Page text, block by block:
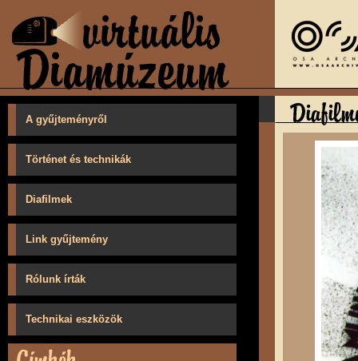
A gyűjteményről
Történet és technikák
Diafilmek
Link gyűjtemény
Rólunk írták
Technikai eszközök